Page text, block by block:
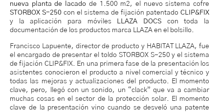
nueva planta de lacado de 1.500 m2, el nuevo sistema cofre
STORBOX S-250 con el sistema de fijación patentado CLIP&FIX
y la aplicación para móviles
LLAZA DOCS con toda la
documentación de los productos marca LLAZA en el bolsillo.
Francisco Lapuente, director de producto y HABITAT LLAZA, fue
el encargado de presentar el toldo STORBOX S-250 y el sistema
de fijación CLIP&FIX. En una primera fase de la presentación los
asistentes conocieron el producto a nivel comercial y técnico y
todas las mejoras y actualizaciones del producto. El momento
clave, pero, llegó con un sonido, un “clack” que va a cambiar
muchas cosas en el sector de la protección solar. El momento
clave de la presentación vino cuando se desveló una patente